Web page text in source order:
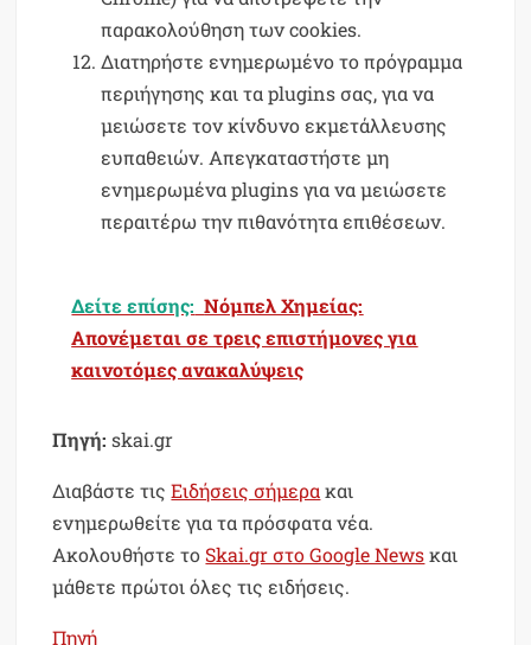
παρακολούθηση των cookies.
Διατηρήστε ενημερωμένο το πρόγραμμα
περιήγησης και τα plugins σας, για να
μειώσετε τον κίνδυνο εκμετάλλευσης
ευπαθειών. Απεγκαταστήστε μη
ενημερωμένα plugins για να μειώσετε
περαιτέρω την πιθανότητα επιθέσεων.
Δείτε επίσης: Νόμπελ Χημείας:
Απονέμεται σε τρεις επιστήμονες για
καινοτόμες ανακαλύψεις
Πηγή: skai.gr
Διαβάστε τιςΕιδήσεις σήμερακαι
ενημερωθείτε για τα πρόσφατα νέα.
Ακολουθήστε το Skai.gr στο Google Newsκαι
μάθετε πρώτοι όλες τις ειδήσεις.
Πηγή